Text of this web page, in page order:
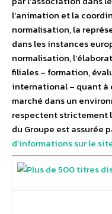
l’animation et la
normalisation, la
dans les instances
normalisation,
filiales – formation,
international – quant à
marché dans un
respectent strictement
du Groupe est assurée
d’informations sur le